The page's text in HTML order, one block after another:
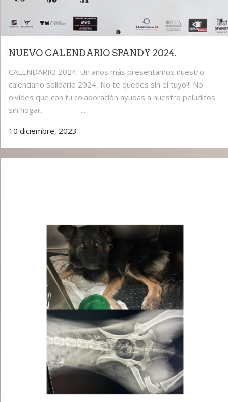
NUEVO CALENDARIO SPANDY 2024.
CALENDARIO 2024. Un años más presentamos nuestro
calendario solidario 2024, No te quedes sin el tuyo!!! No
olvides que con tu colaboración ayudas a nuestro peluditos
sin hogar. ...
10 diciembre, 2023